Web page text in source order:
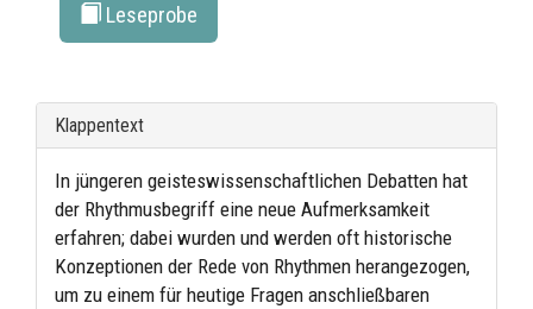
Leseprobe
Klappentext
In jüngeren geisteswissenschaftlichen Debatten hat
der Rhythmusbegriff eine neue Aufmerksamkeit
erfahren; dabei wurden und werden oft historische
Konzeptionen der Rede von Rhythmen herangezogen,
um zu einem für heutige Fragen anschließbaren